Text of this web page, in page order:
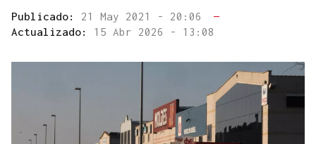
Publicado: 21 May 2021 - 20:06
—
Actualizado: 15 Abr 2026 - 13:08